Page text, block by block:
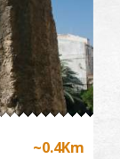
~0.4Km